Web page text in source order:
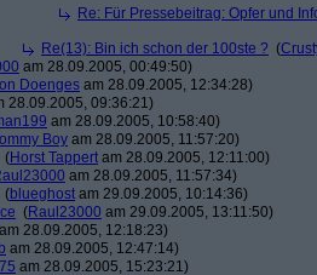
Re: Für Pressebeitrag: Opfer und
Re(13): Bin ich schon der 100ste ? (
am 28.09.2005, 00:49:50)
Doenges am 28.09.2005, 12:34:28)
28.09.2005, 09:36:21)
am 28.09.2005, 10:58:40)
Boy am 28.09.2005, 11:57:20)
(Horst Tappert am 28.09.2005, 12:11:00)
am 28.09.2005, 11:57:34)
(blueghost am 29.09.2005, 10:14:36)
(Raul23000 am 29.09.2005, 13:11:50)
am 28.09.2005, 12:18:23)
am 28.09.2005, 12:47:14)
am 28.09.2005, 15:23:21)